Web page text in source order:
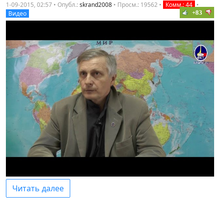
1-09-2015, 02:57 • Опубл.:skrand2008 • Просм.: 19562 • Комм.: 44 •
Видео
+83
Читать далее